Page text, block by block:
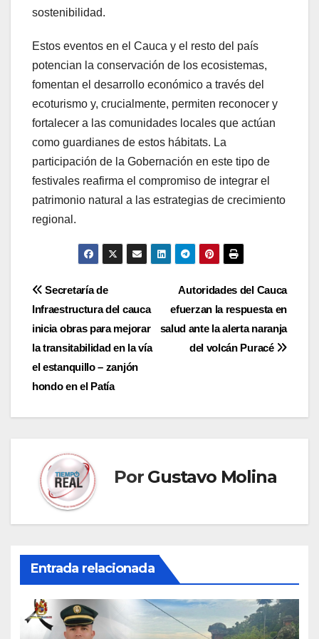
sostenibilidad.
Estos eventos en el Cauca y el resto del país
potencian la conservación de los ecosistemas,
fomentan el desarrollo económico a través del
ecoturismo y, crucialmente, permiten reconocer y
fortalecer a las comunidades locales que actúan
como guardianes de estos hábitats. La
participación de la Gobernación en este tipo de
festivales reafirma el compromiso de integrar el
patrimonio natural a las estrategias de crecimiento
regional.
Navegación
de
entradas
Autoridades del Cauca
efuerzan la respuesta en
salud ante la alerta naranja
del volcán Puracé
Secretaría de
Infraestructura del cauca
inicia obras para mejorar
la transitabilidad en la vía
el estanquillo – zanjón
hondo en el Patía
Por Gustavo Molina
Entrada relacionada